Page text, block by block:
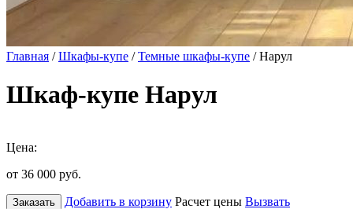
Главная /Шкафы-купе /Темные шкафы-купе / Нарул
Шкаф-купе Нарул
Цена:
от 36 000 руб.
Заказать Добавить в корзину Расчет цены Вызвать